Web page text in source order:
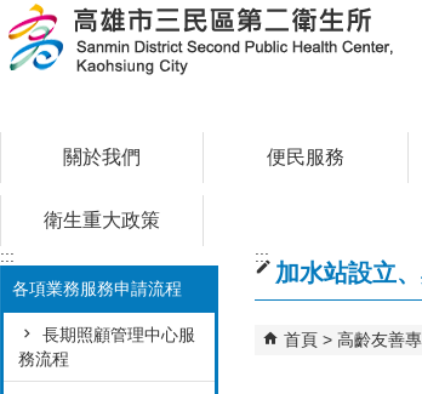
關於我們 便民服務
衛生重大政策
:::
各項業務服務申請流程
長期照顧管理中心服
務流程
:::
加水站設立
首頁 高齡友善